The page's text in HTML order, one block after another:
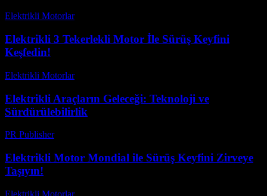
Elektrikli Motorlar-
Elektrikli 3 Tekerlekli Motor İle Sürüş Keyfini
Keşfedin!
Elektrikli Motorlar-
Elektrikli Araçların Geleceği: Teknoloji ve
Sürdürülebilirlik
PR Publisher-
Elektrikli Motor Mondial ile Sürüş Keyfini Zirveye
Taşıyın!
Elektrikli Motorlar-